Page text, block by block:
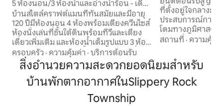
5 ห้องนอน/3 ห้องน้ำและอ่างน้ำร้อน - เดิน
ไปยัง SRU / ถนนสายหลัก
บ้านสไตล์คราฟต์แมนที่ทันสมัยและมีอายุ
120 ปีมีห้องนอน 4 ห้องพร้อมเตียงควีนไซส์
ห้องนั่งเล่นที่ชั้นใต้ดินพร้อมทีวีและเตียง
เดี่ยวเพิ่มเติม และห้องน้ำเต็มรูปแบบ 3 ห้อง
ผ่อนคลายในอ่างอาบน้ำร้อน พักผ่อนที่
ระเบียงด้านหน้าภายใต้แสงไฟอันแสนอ่อน
ในยามเย็น และเดินไปที่ SRU หรือเมนสตรีท
เพื่อรับประทานอาหารค่ำอย่างอบอุ่น สิ่ง
อำนวยความสะดวกประกอบด้วยห้องครัว
เต็มรูปแบบพร้อมเครื่องใช้ไฟฟ้าใหม่ เครื่อง
ครอบครัว · ความคุ้มค่า · บริการต้อนรับ
ที่ตั้งอยู่ใจกลางธรรมช
ประสบการณ์การเ
โดมทางภูมิศาสตร์
สถาปัตยกรรมแห่ง
ของชีวิตและดื่มด่
ปิ้งสไตล์แคมป์ปิ้งที่
หรูหราทันสมัยมา
แจ้งที่ยอดเยี่ยม ที่
สถานที่ · ความคุ้ม
สิ่งอำนวยความสะดวกยอดนิยมสำหรับ
บ้านพักตากอากาศในSlippery Rock
Township